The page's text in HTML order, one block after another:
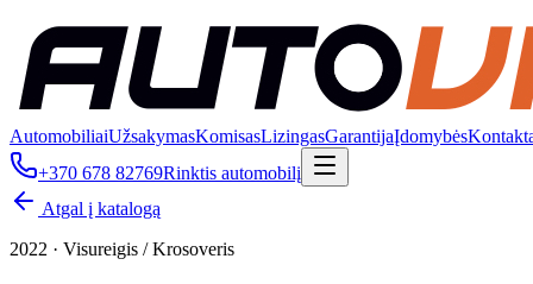
AutomobiliaiUžsakymasKomisasLizingasGarantijaĮdomybės
+370 678 82769Rinktis automobilį
Atgal į katalogą
2022 · Visureigis / Krosoveris